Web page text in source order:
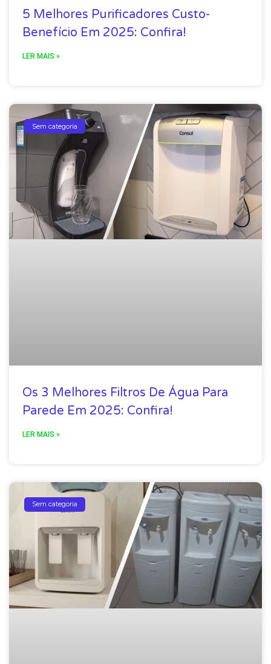
5 Melhores Purificadores Custo-
Benefício Em 2025: Confira!
LER MAIS »
Sem categoria
Os 3 Melhores Filtros De Água Para
Parede Em 2025: Confira!
LER MAIS »
Sem categoria